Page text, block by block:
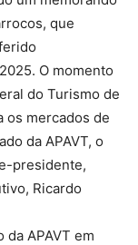
que
O momento
do Turismo de
os mercados de
da APAVT, o
presidente,
Ricardo
APAVT em